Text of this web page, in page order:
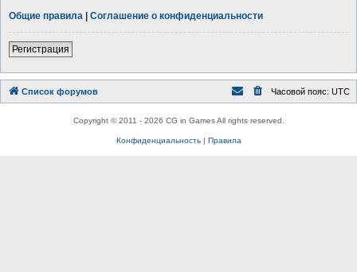
Общие правила | Соглашение о конфиденциальности
Регистрация
Список форумов Часовой пояс: UTC
Copyright © 2011 - 2026 CG in Games All rights reserved.
Конфиденциальность| Правила